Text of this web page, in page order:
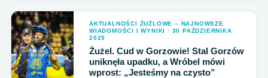
AKTUALNOŚCI ŻUŻLOWE – NAJNOWSZE
WIADOMOŚCI I WYNIKI · 30 PAŹDZIERNIKA
2025
Żużel. Cud w Gorzowie! Stal Gorzów
uniknęła upadku, a Wróbel mówi
wprost: „Jesteśmy na czysto”